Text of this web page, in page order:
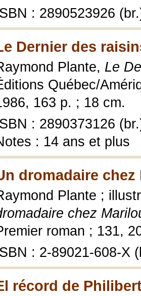
: 2890523926
Dernier des
Plante, Le
Québec/
163 p. ; 18 cm.
: 2890373126
: 14 ans et plus
dromadaire chez
Plante ;
chez
roman ; 131,
: 2-89021-608-X
récord de